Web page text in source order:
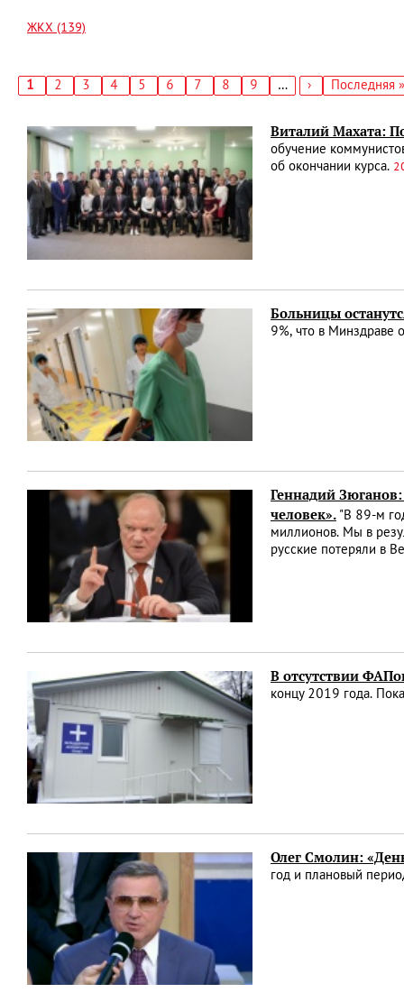
ЖКХ (139)
Текущая
1 Страница
2 Страница
3 Страница
4 Страница
5 Страница
6 Страница
7 Страница
8 Страница
9 …
Следующая
›
Последняя
Последняя »
Виталий Махата:
обучение
об окончании курса.
Больницы
9%, что в Минздраве
Геннадий
человек». "В 89-м
миллионов. Мы в
русские потеряли в
В отсутствии
концу 2019 года.
Олег Смолин:
год и плановый